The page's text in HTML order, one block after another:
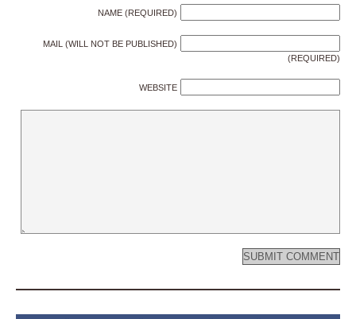
NAME (REQUIRED)
MAIL (WILL NOT BE PUBLISHED)
(REQUIRED)
WEBSITE